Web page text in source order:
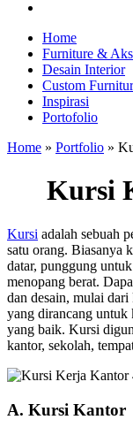
Home
Furniture &
Desain Interior
Custom
Inspirasi
Portofolio
Home » Portfolio »
Kursi
Kursi adalah sebuah
satu orang. Biasanya
datar, punggung
menopang berat.
dan desain, mulai
yang dirancang untuk
yang baik. Kursi
kantor, sekolah,
A. Kursi Kantor